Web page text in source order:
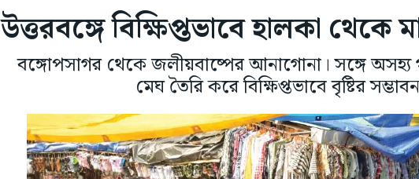
উত্তরবঙ্গে বিক্ষিপ্তভাবে হালকা থেকে
বঙ্গোপসাগর থেকে জলীয়বাষ্পের আনাগোনা। সঙ্গে
মেঘ তৈরি করে বিক্ষিপ্তভাবে বৃষ্টির